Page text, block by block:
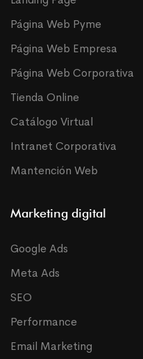
Página Web Pyme
Página Web Empresa
Página Web Corporativa
Tienda Online
Catálogo Virtual
Intranet Corporativa
Mantención Web
Marketing digital
Google Ads
Meta Ads
SEO
Performance
Email Marketing